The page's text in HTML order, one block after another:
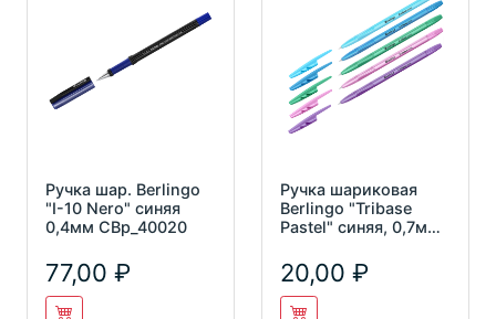
Ручка шар. Berlingo
"I-10 Nero" синяя
0,4мм СВр_40020
77,00
Ручка шариковая
Berlingo "Tribase
Pastel" синяя, 0,7мм
20,00